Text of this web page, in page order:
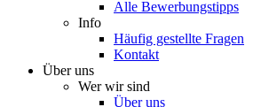
Alle Bewerbungstipps
Info
Häufig gestellte Fragen
Kontakt
Über uns
Wer wir sind
Über uns